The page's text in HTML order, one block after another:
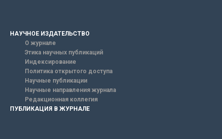
НАУЧНОЕ ИЗДАТЕЛЬСТВО
О журнале
Этика научных публикаций
Индексирование
Политика открытого доступа
Научные публикации
Научные направления журнала
Редакционная коллегия
ПУБЛИКАЦИЯ В ЖУРНАЛЕ